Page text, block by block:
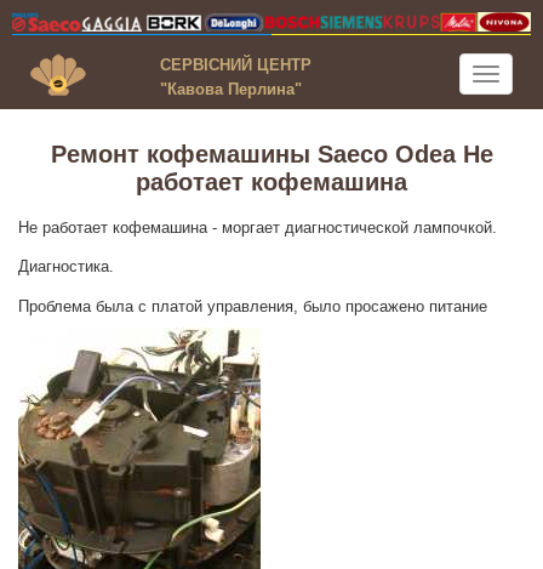
Toggle
СЕРВІСНИЙ ЦЕНТР
"Кавова Перлина"
Ремонт кофемашины Saeco Odea Не
работает кофемашина
Не работает кофемашина - моргает диагностической лампочкой.
Диагностика.
Проблема была с платой управления, было просажено питание